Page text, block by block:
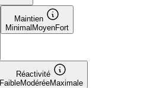
Maintien
Minimal MoyenFort
Réactivité
FaibleModéréeMaximale